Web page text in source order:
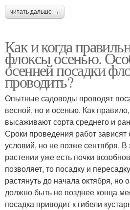
читать дальше →
Как и когда
флоксы осенью.
осенней посадки
проводить?
Опытные садоводы проводят
весной, но и осенью. Как
высаживают сорта среднего и
Сроки проведения работ зависят
условий, но не позже сентября. В
растении уже есть почки
позволяет, то посадку и
растянуть до начала октября, но
должно быть не позднее конца
посадка приводит к гибели